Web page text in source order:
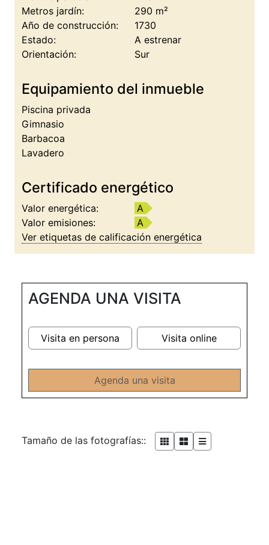
Metros jardín:
290 m²
Año de construcción:
1730
Estado:
A estrenar
Orientación:
Sur
Equipamiento del inmueble
Piscina privada
Gimnasio
Barbacoa
Lavadero
Certificado energético
Valor energética:
A
Valor emisiones:
A
Ver etiquetas de calificación energética
AGENDA UNA VISITA
Visita en persona Visita online
Agenda una visita
Tamaño de las fotografías::